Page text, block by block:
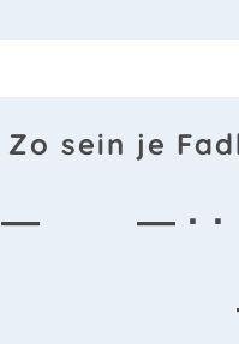
Zo sein je
— — · ·